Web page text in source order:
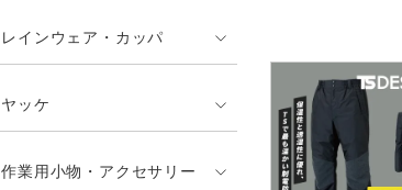
レインウェア・カッパ
ヤッケ
作業用小物・アクセサリー